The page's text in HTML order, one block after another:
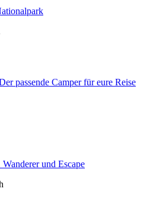
passende Camper für eure Reise
und Escape